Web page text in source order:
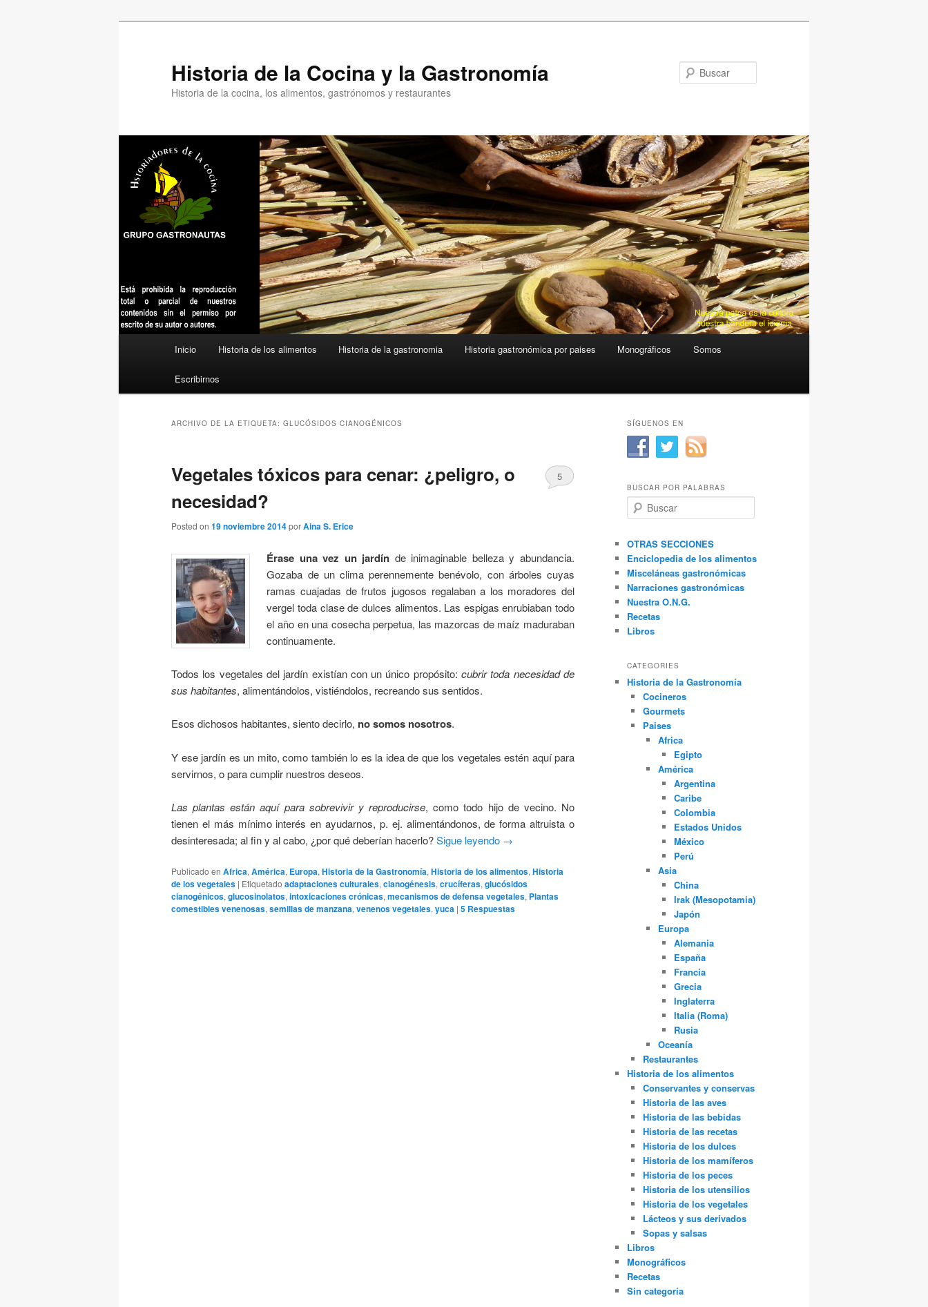
Historia de la Cocina y la Gastronomía
Historia de la cocina, los alimentos, gastrónomos y restaurantes
Inicio Historia de los alimentos Historia de la gastronomia Historia gastronómica por paises Monográficos Somos
Escribirnos
ARCHIVO DE LA ETIQUETA: GLUCÓSIDOS CIANOGÉNICOS
Vegetales tóxicos para cenar: ¿peligro, o
necesidad?
Posted on 19 noviembre 2014porAina S. Erice
5
Érase una vez un jardín de inimaginable belleza y abundancia.
Gozaba de un clima perennemente benévolo, con árboles cuyas
ramas cuajadas de frutos jugosos regalaban a los moradores del
vergel toda clase de dulces alimentos. Las espigas enrubiaban todo
el año en una cosecha perpetua, las mazorcas de maíz maduraban
continuamente.
Todos los vegetales del jardín existían con un único propósito:cubrir toda necesidad de
sus habitantes, alimentándolos, vistiéndolos, recreando sus sentidos.
Esos dichosos habitantes, siento decirlo, no somos nosotros.
Y ese jardín es un mito, como también lo es la idea de que los vegetales estén aquí para
servirnos, o para cumplir nuestros deseos.
Las plantas están aquí para sobrevivir y reproducirse, como todo hijo de vecino. No
tienen el más mínimo interés en ayudarnos, p. ej. alimentándonos, de forma altruista o
desinteresada; al fin y al cabo, ¿por qué deberían hacerlo?Sigue leyendo →
Publicado en Africa,América, Europa,Historia de la Gastronomía,Historia de los alimentos,Historia
de los vegetales | Etiquetado adaptaciones culturales,cianogénesis,crucíferas,glucósidos
cianogénicos,glucosinolatos,intoxicaciones crónicas,mecanismos de defensa vegetales, Plantas
comestibles venenosas,semillas de manzana,venenos vegetales,yuca | 5 Respuestas
SÍGUENOS EN
BUSCAR POR PALABRAS
u
c
a
r
OTRAS SECCIONES
Enciclopedia de los alimentos
Misceláneas gastronómicas
Narraciones gastronómicas
Nuestra O.N.G.
Recetas
Libros
CATEGORIES
Historia de la Gastronomía
Cocineros
Gourmets
Paises
Africa
Egipto
América
Argentina
Caribe
Colombia
Estados Unidos
México
Perú
Asia
China
Irak (Mesopotamia)
Japón
Europa
Alemania
España
Francia
Grecia
Inglaterra
Italia (Roma)
Rusia
Oceanía
Restaurantes
Historia de los alimentos
Conservantes y conservas
Historia de las aves
Historia de las bebidas
Historia de las recetas
Historia de los dulces
Historia de los mamíferos
Historia de los peces
Historia de los utensilios
Historia de los vegetales
Lácteos y sus derivados
Sopas y salsas
Libros
Monográficos
Recetas
Sin categoría